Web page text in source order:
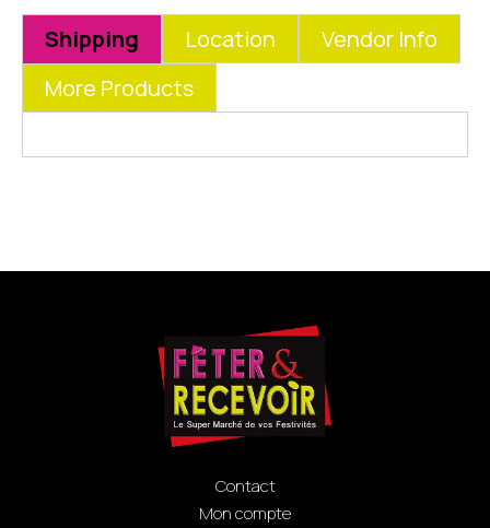
Shipping Location
Vendor Info
More Products
Contact
Mon compte